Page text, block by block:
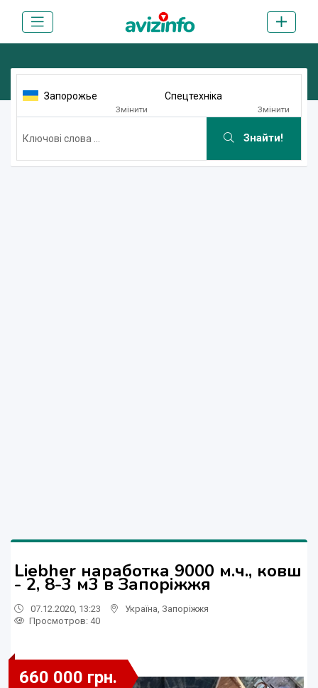
Запорожье
Змінити
Спецтехніка
Змінити
Знайти!
Liebher наработка 9000 м.ч., ковш
- 2, 8-3 м3 в Запоріжжя
07.12.2020, 13:23 Україна Запоріжжя
Просмотров: 40
660 000 грн.